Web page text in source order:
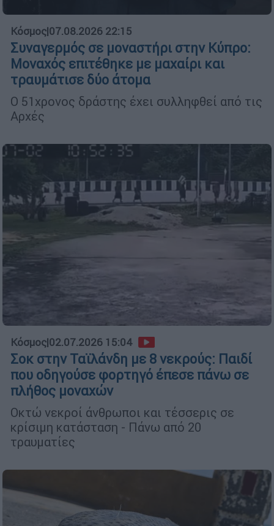
Κόσμος|07.08.2026 22:15
Συναγερμός σε μοναστήρι στην Κύπρο:
Μοναχός επιτέθηκε με μαχαίρι και
τραυμάτισε δύο άτομα
Ο 51χρονος δράστης έχει συλληφθεί από τις
Αρχές
Κόσμος|02.07.2026 15:04
Σοκ στην Ταϊλάνδη με 8 νεκρούς: Παιδί
που οδηγούσε φορτηγό έπεσε πάνω σε
πλήθος μοναχών
Οκτώ νεκροί άνθρωποι και τέσσερις σε
κρίσιμη κατάσταση - Πάνω από 20
τραυματίες